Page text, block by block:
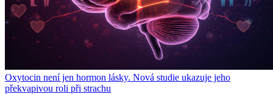
Oxytocin není jen hormon lásky. Nová studie ukazuje jeho
překvapivou roli při strachu